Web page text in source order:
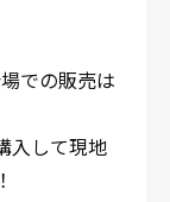
での販売は
入して現地